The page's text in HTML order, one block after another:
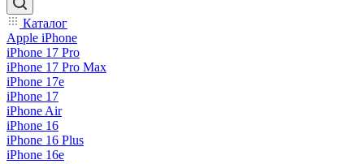
Каталог
Apple iPhone
iPhone 17 Pro
iPhone 17 Pro Max
iPhone 17e
iPhone 17
iPhone Air
iPhone 16
iPhone 16 Plus
iPhone 16e